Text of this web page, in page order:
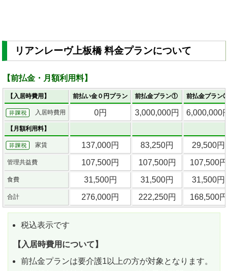
リアンレーヴ上板橋 料金プランについて
【前払金・月額利用料】
【入居時費用】 前払い金０円プラン 前払金プラン① 前払金プラン
入居時費用 0円 3,000,000円 6,000,000
【月額利用料】
家賃 137,000円 83,250円 29,500円
管理共益費 107,500円 107,500円 107,500円
食費 31,500円 31,500円 31,500円
合計 276,000円 222,250円 168,500円
税込表示です
【入居時費用について】
前払金プランは要介護1以上の方が対象となります。